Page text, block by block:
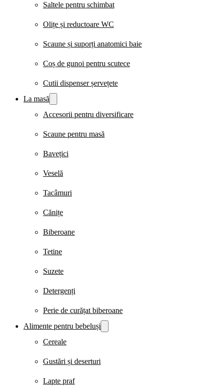
Saltele pentru schimbat
Olițe și reductoare WC
Scaune și suporți anatomici baie
Coș de gunoi pentru scutece
Cutii dispenser șervețete
La masă
Accesorii pentru diversificare
Scaune pentru masă
Bavețici
Veselă
Tacâmuri
Cănițe
Biberoane
Tetine
Suzete
Detergenți
Perie de curățat biberoane
Alimente pentru bebeluși
Cereale
Gustări și deserturi
Lapte praf